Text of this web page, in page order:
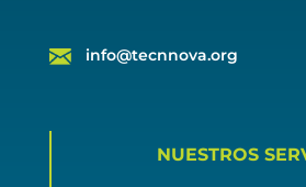
info@tecnnova.org
NUESTROS